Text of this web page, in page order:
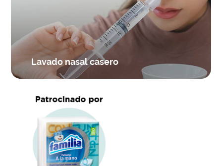
Lavado nasal casero